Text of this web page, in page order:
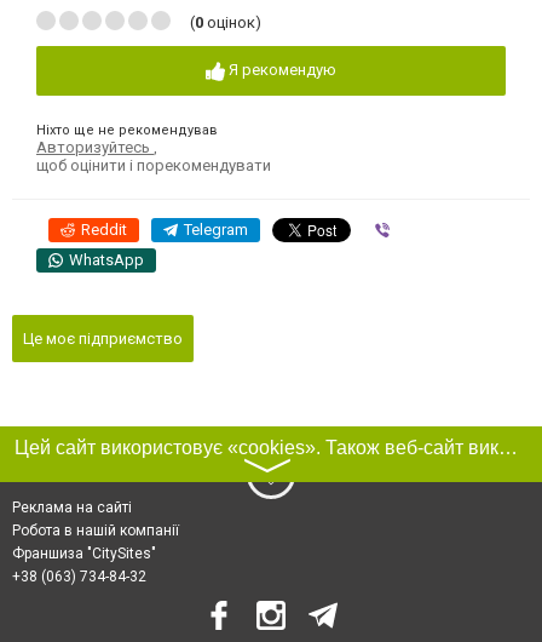
(0 оцінок)
Я рекомендую
Ніхто ще не рекомендував
Авторизуйтесь
щоб оцінити і порекомендувати
Reddit Telegram
WhatsApp
Це моє підприємство
Цей сайт використовує «cookies». Також веб-сайт використовує інтернет-сервіс для збору технічних даних стосовно відвідувачів з метою отримання маркетингової та статистичної інформації. Умови обробки даних відвідувачів сайту див.
〉
Реклама на сайті
Робота в нашій компанії
Франшиза "CitySites"
+38 (063) 734-84-32